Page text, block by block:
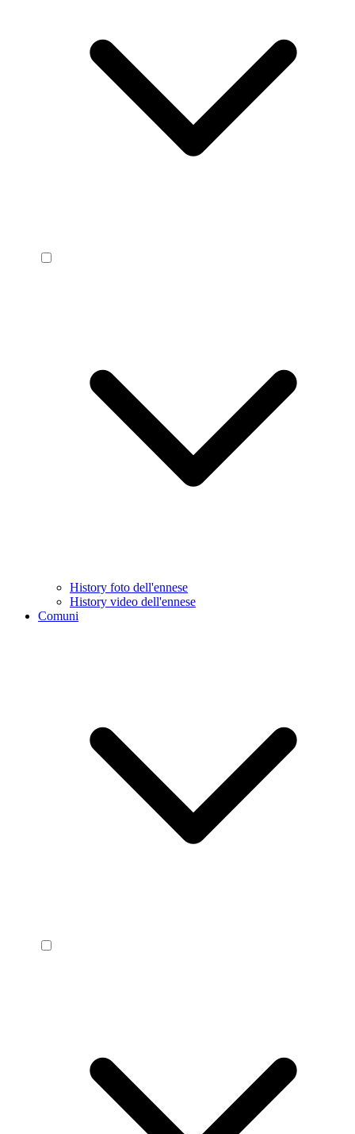
History foto dell'ennese
History video dell'ennese
Comuni